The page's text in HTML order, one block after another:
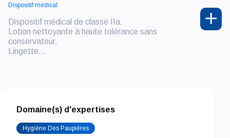
Dispositif médical
Dispositif médical de classe IIa.
Lotion nettoyante à haute tolérance sans
conservateur.
Lingette...
Domaine(s) d'expertises
Hygiène Des Paupières